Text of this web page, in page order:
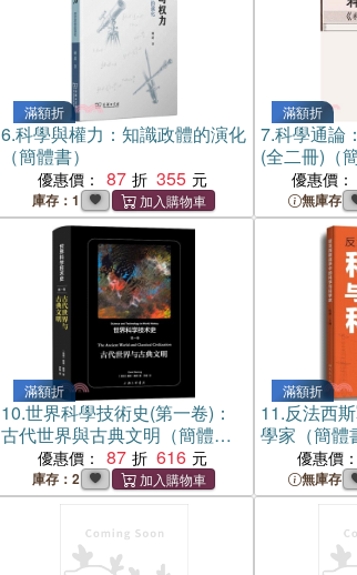
滿額折
6.科學與權力：知識政體的演化
（簡體書）
優惠價： 87 355
庫存：1
滿額折
7.科學通論
(全二冊)（
優惠價：
無庫存
滿額折
10.世界科學技術史(第一卷)：
古代世界與古典文明（簡體
優惠價： 87 616
庫存：2
滿額折
11.反法西
學家（簡體
優惠價：
無庫存